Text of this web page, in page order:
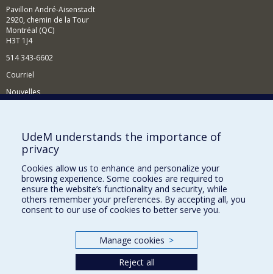
Pavillon André-Aisenstadt
2920, chemin de la Tour
Montréal (QC)
H3T 1J4
514 343-6602
Courriel
Nouvelles
Comment soutenir le Département?
BESOIN D'AIDE?
Plan du site
Signaler une erreur
Accessibilité
Nos départements et écoles
UdeM understands the importance of
privacy
Cookies allow us to enhance and personalize your
browsing experience. Some cookies are required to
ensure the website’s functionality and security, while
others remember your preferences. By accepting all, you
consent to our use of cookies to better serve you.
Manage cookies >
Reject all